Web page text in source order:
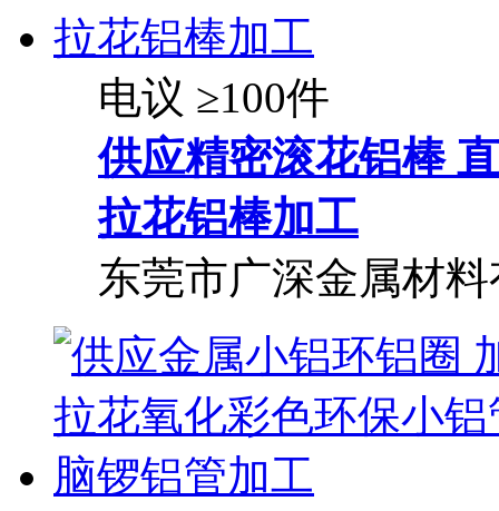
电议 ≥100件
供应精密滚花铝棒
拉花铝棒加工
东莞市广深金属材